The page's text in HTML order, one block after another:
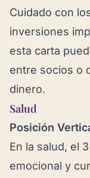
Cuidado con
inversiones
esta carta
entre socios o
dinero.
Salud
Posición
En la salud, el
emocional y